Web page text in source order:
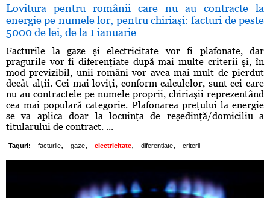
Lovitura pentru românii care nu au contracte la
energie pe numele lor, pentru chiriaşi: facturi de peste
5000 de lei, de la 1 ianuarie
Facturile la gaze şi electricitate vor fi plafonate, dar
pragurile vor fi diferenţiate după mai multe criterii şi, în
mod previzibil, unii români vor avea mai mult de pierdut
decât alţii. Cei mai loviţi, conform calculelor, sunt cei care
nu au contractele pe numele proprii, chiriaşii reprezentând
cea mai populară categorie. Plafonarea preţului la energie
se va aplica doar la locuinţa de reşedinţă/domiciliu a
titularului de contract. ...
Taguri: facturile, gaze, electricitate, diferentiate, criterii